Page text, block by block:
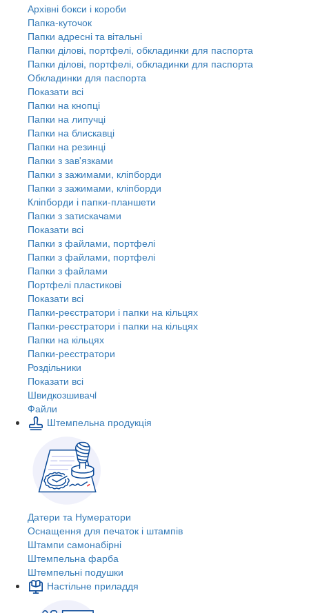
Архівні бокси і короби
Папка-куточок
Папки адресні та вітальні
Папки ділові, портфелі, обкладинки для паспорта
Папки ділові, портфелі, обкладинки для паспорта
Обкладинки для паспорта
Показати всі
Папки на кнопці
Папки на липучці
Папки на блискавці
Папки на резинці
Папки з зав'язками
Папки з зажимами, кліпборди
Папки з зажимами, кліпборди
Кліпборди і папки-планшети
Папки з затискачами
Показати всі
Папки з файлами, портфелі
Папки з файлами, портфелі
Папки з файлами
Портфелі пластикові
Показати всі
Папки-реєстратори і папки на кільцях
Папки-реєстратори і папки на кільцях
Папки на кільцях
Папки-реєстратори
Роздільники
Показати всі
Швидкозшивачi
Файли
Штемпельна продукція
Датери та Нумератори
Оснащення для печаток і штампів
Штампи самонабірні
Штемпельна фарба
Штемпельні подушки
Настільне приладдя